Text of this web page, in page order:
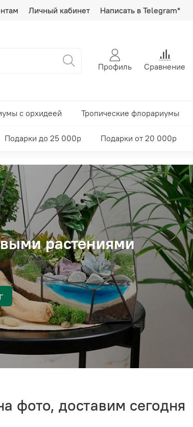
Личный кабинет Написать в Telegram*
Профиль Сравнение
с орхидеей Тропические флорариумы
Подарки до 25 000р Подарки от 20 000р
растениями
фото, доставим сегодня